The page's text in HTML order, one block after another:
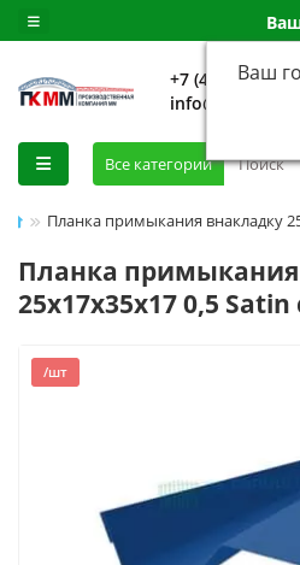
Ваш
+7 (499) 648-
Все категории
Планка примыкания внакладку
Планка
25х17х35х17 0,5
/шт